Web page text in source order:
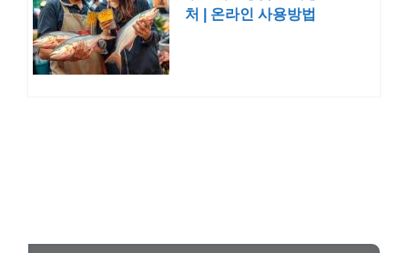
처 | 온라인 사용방법